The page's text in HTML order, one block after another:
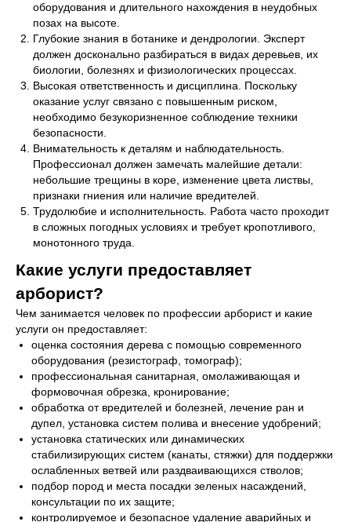
оборудования и длительного нахождения в неудобных
позах на высоте.
Глубокие знания в ботанике и дендрологии. Эксперт
должен досконально разбираться в видах деревьев, их
биологии, болезнях и физиологических процессах.
Высокая ответственность и дисциплина. Поскольку
оказание услуг связано с повышенным риском,
необходимо безукоризненное соблюдение техники
безопасности.
Внимательность к деталям и наблюдательность.
Профессионал должен замечать малейшие детали:
небольшие трещины в коре, изменение цвета листвы,
признаки гниения или наличие вредителей.
Трудолюбие и исполнительность. Работа часто проходит
в сложных погодных условиях и требует кропотливого,
монотонного труда.
Какие услуги предоставляет
арборист?
Чем занимается человек по профессии арборист и какие
услуги он предоставляет:
оценка состояния дерева с помощью современного
оборудования (резистограф, томограф);
профессиональная санитарная, омолаживающая и
формовочная обрезка, кронирование;
обработка от вредителей и болезней, лечение ран и
дупел, установка систем полива и внесение удобрений;
установка статических или динамических
стабилизирующих систем (канаты, стяжки) для поддержки
ослабленных ветвей или раздваивающихся стволов;
подбор пород и места посадки зеленых насаждений,
консультации по их защите;
контролируемое и безопасное удаление аварийных и